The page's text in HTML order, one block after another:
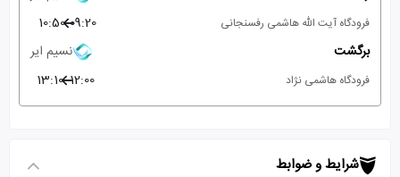
فرودگاه آیت الله هاشمی رفسنجانی 09:20
10:50
برگشت
نسیم ایر
فرودگاه هاشمی نژاد 12:00
13:10
شرایط و ضوابط